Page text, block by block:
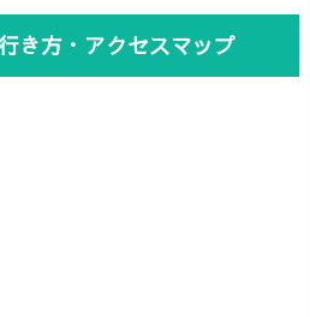
き方・アクセスマップ